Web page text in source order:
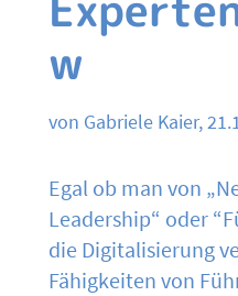
w
von Gabriele Kaier,
Egal ob man von
Leadership“ oder
die Digitalisierung
Fähigkeiten von